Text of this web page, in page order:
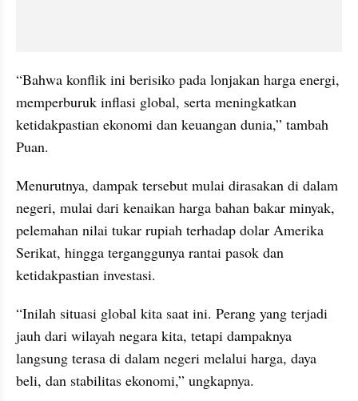
“Bahwa konflik ini berisiko pada lonjakan harga energi,
memperburuk inflasi global, serta meningkatkan
ketidakpastian ekonomi dan keuangan dunia,” tambah
Puan.
Menurutnya, dampak tersebut mulai dirasakan di dalam
negeri, mulai dari kenaikan harga bahan bakar minyak,
pelemahan nilai tukar rupiah terhadap dolar Amerika
Serikat, hingga terganggunya rantai pasok dan
ketidakpastian investasi.
“Inilah situasi global kita saat ini. Perang yang terjadi
jauh dari wilayah negara kita, tetapi dampaknya
langsung terasa di dalam negeri melalui harga, daya
beli, dan stabilitas ekonomi,” ungkapnya.